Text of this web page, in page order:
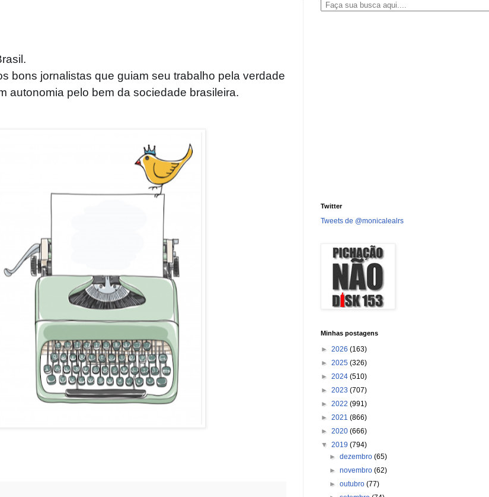
bons jornalistas que guiam seu trabalho pela verdade
autonomia pelo bem da sociedade brasileira.
Twitter
Tweets de @monicalealrs
Minhas postagens
► 2026 (163)
► 2025 (326)
► 2024 (510)
► 2023 (707)
► 2022 (991)
► 2021 (866)
► 2020 (666)
▼ 2019 (794)
►dezembro(65)
►novembro(62)
►outubro(77)